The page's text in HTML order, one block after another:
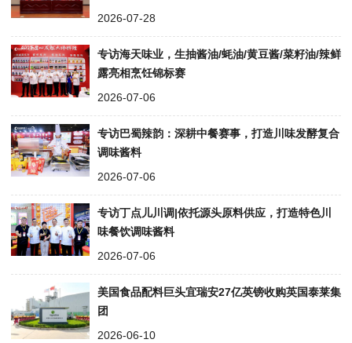
2026-07-28
专访海天味业，生抽酱油/蚝油/黄豆酱/菜籽油/辣鲜
露亮相烹饪锦标赛
2026-07-06
专访巴蜀辣韵：深耕中餐赛事，打造川味发酵复合
调味酱料
2026-07-06
专访丁点儿川调|依托源头原料供应，打造特色川
味餐饮调味酱料
2026-07-06
美国食品配料巨头宜瑞安27亿英镑收购英国泰莱集
团
2026-06-10